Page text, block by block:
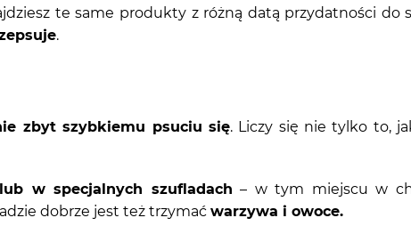
te same produkty z różną datą przydatności do
.
zbyt szybkiemu psuciu się. Liczy się nie tylko to,
w specjalnych szufladach – w tym miejscu w
dobrze jest też trzymać warzywa i owoce.